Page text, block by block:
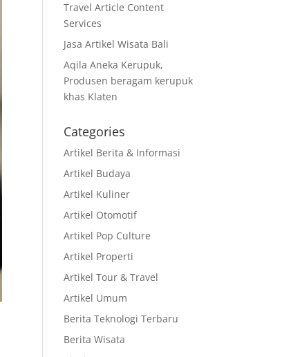
Travel Article Content
Services
Jasa Artikel Wisata Bali
Aqila Aneka Kerupuk,
Produsen beragam kerupuk
khas Klaten
Categories
Artikel Berita & Informasi
Artikel Budaya
Artikel Kuliner
Artikel Otomotif
Artikel Pop Culture
Artikel Properti
Artikel Tour & Travel
Artikel Umum
Berita Teknologi Terbaru
Berita Wisata